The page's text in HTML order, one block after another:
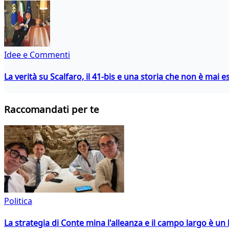
Idee e Commenti
La verità su Scalfaro, il 41-bis e una storia che non è mai
Raccomandati per te
Politica
La strategia di Conte mina l'alleanza e il campo largo è